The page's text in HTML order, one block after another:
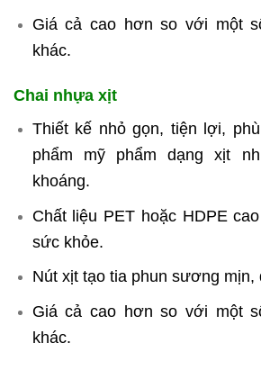
Giá cả cao hơn so với một
khác.
Chai nhựa xịt
Thiết kế nhỏ gọn, tiện lợi,
phẩm mỹ phẩm dạng xịt
khoáng.
Chất liệu PET hoặc HDPE
sức khỏe.
Nút xịt tạo tia phun sương mịn,
Giá cả cao hơn so với một
khác.